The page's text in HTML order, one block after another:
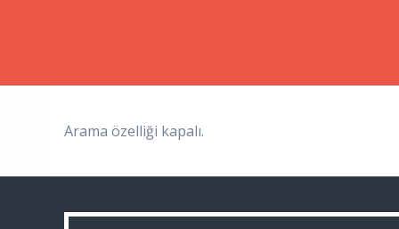
Arama özelliği kapalı.